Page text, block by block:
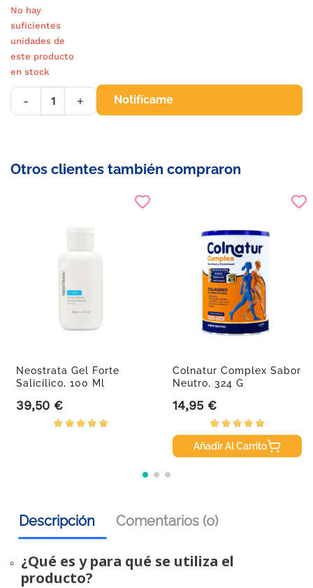
No hay
suficientes
unidades de
este producto
en stock
- + Notifícame
Otros clientes también compraron
Neostrata Gel Forte
Salicílico, 100 Ml
Precio
39,50 €
Colnatur Complex Sabor
Neutro, 324 G
Precio
14,95 €
Añadir Al Carrito
Descripción Comentarios (0)
¿Qué es y para qué se utiliza el
producto?